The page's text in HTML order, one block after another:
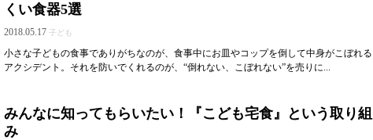
くい食器5選
2018.05.17 子ども
小さな子どもの食事でありがちなのが、食事中にお皿やコップを倒して中身がこぼれる
アクシデント。それを防いでくれるのが、“倒れない、こぼれない”を売りに...
みんなに知ってもらいたい！『こども宅食』という取り組
み